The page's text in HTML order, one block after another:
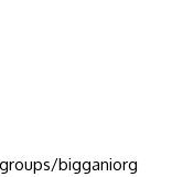
bigganiorg